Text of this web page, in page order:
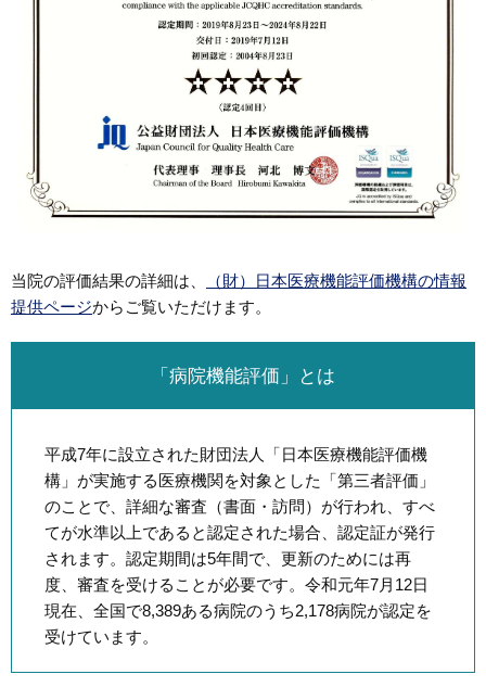
当院の評価結果の詳細は、
（財）日本医療機能評価機構の情報
提供ページからご覧いただけます。
「病院機能評価」とは
平成7年に設立された財団法人「日本医療機能評価機
構」が実施する医療機関を対象とした「第三者評価」
のことで、詳細な審査（書面・訪問）が行われ、すべ
てが水準以上であると認定された場合、認定証が発行
されます。認定期間は5年間で、更新のためには再
度、審査を受けることが必要です。令和元年7月12日
現在、全国で8,389ある病院のうち2,178病院が認定を
受けています。